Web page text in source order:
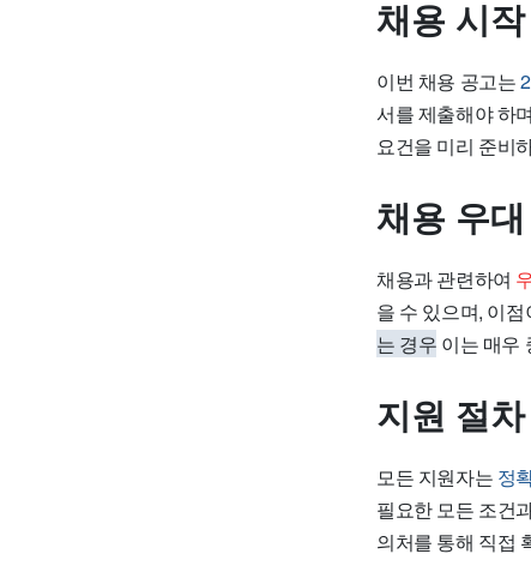
채용 시
이번 채용 공고는
서를 제출해야 하
요건을 미리 준비
채용 우
채용과 관련하여
을 수 있으며, 이
는 경우 이는 매우
지원 절
모든 지원자는 정
필요한 모든 조건
의처를 통해 직접